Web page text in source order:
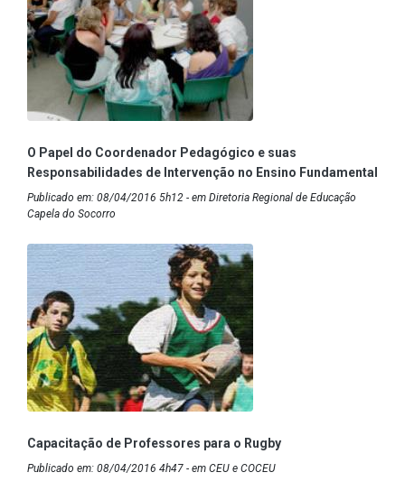
O Papel do Coordenador Pedagógico e suas
Responsabilidades de Intervenção no Ensino Fundamental
Publicado em: 08/04/2016 5h12 - em Diretoria Regional de Educação
Capela do Socorro
Capacitação de Professores para o Rugby
Publicado em: 08/04/2016 4h47 - em CEU e COCEU